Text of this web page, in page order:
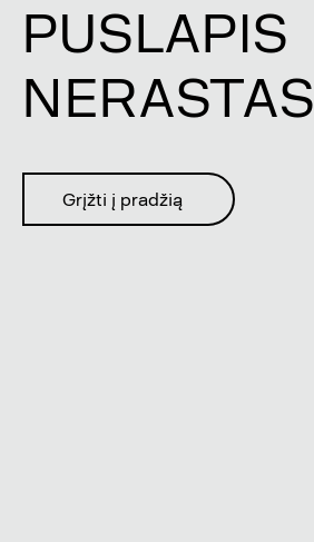
PUSLAPIS
NERASTAS
Grįžti į pradžią